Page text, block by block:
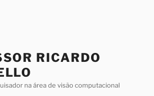
RICARDO
na área de visão computacional